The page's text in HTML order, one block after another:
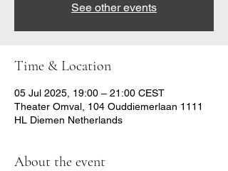
See other events
Time & Location
05 Jul 2025, 19:00 – 21:00 CEST
Theater Omval, 104 Ouddiemerlaan 1111
HL Diemen Netherlands
About the event